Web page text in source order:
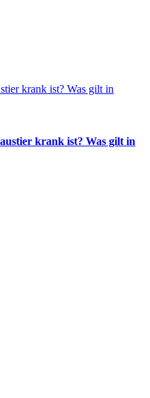
krank ist? Was gilt in
krank ist? Was gilt in